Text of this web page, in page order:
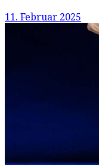
11. Februar 2025